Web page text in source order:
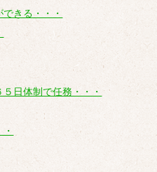
きる・・・
日体制で任務・・・